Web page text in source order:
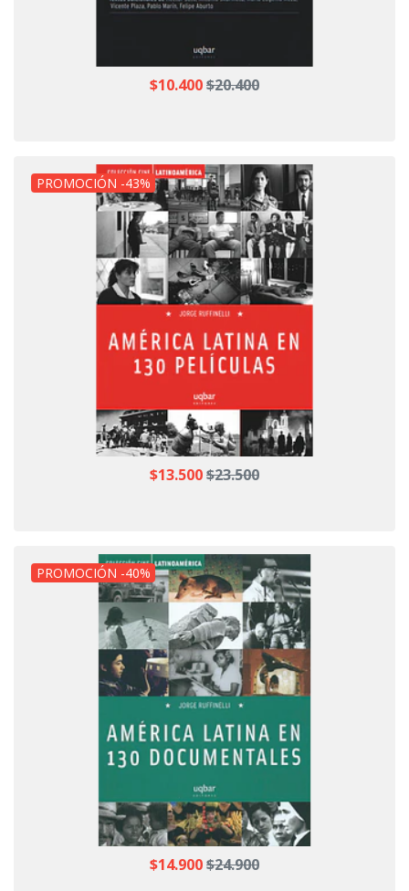
$10.400$20.400
PROMOCIÓN -43%
$13.500$23.500
PROMOCIÓN -40%
$14.900$24.900